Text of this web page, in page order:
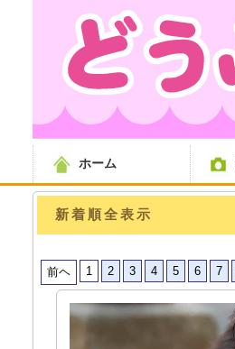
ホーム
新着順全表示
前ヘ 1 2 3 4 5 6 7